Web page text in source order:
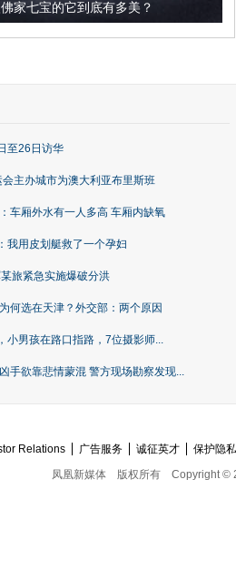
多美？
至26日访华
主办城市为澳大利亚布里斯班
车厢外水有一人多高 车厢内缺氧
我用皮划艇救了一个孕妇
旅紧急实施爆破分洪
何选在天津？外交部：两个原因
小男孩在路口指路，7位摄影师...
手欲靠悲情蒙混 警方现场勘察发现...
Relations 广告服务 诚征英才
保护隐
凤凰新媒体
版权所有 Copyright ©